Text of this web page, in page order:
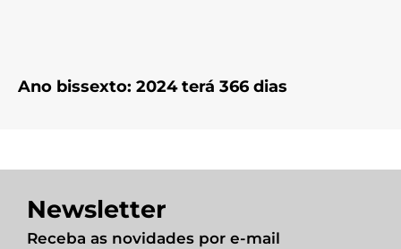
Ano bissexto: 2024 terá 366 dias
Newsletter
Receba as novidades por e-mail